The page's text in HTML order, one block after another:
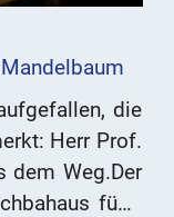
die
Herr Prof.
dem Weg.Der
führt